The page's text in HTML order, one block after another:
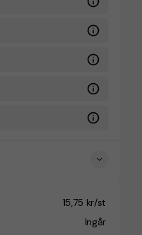
15,75 kr/st
Ingår